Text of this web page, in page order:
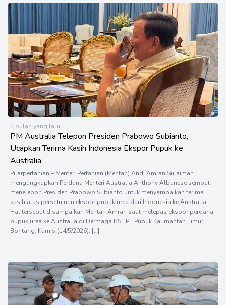
3 bulan yang lalu
PM Australia Telepon Presiden Prabowo Subianto,
Ucapkan Terima Kasih Indonesia Ekspor Pupuk ke
Australia
Pilarpertanian – Menteri Pertanian (Mentan) Andi Amran Sulaiman
mengungkapkan Perdana Menteri Australia Anthony Albanese sempat
menelepon Presiden Prabowo Subianto untuk menyampaikan terima
kasih atas persetujuan ekspor pupuk urea dari Indonesia ke Australia.
Hal tersebut disampaikan Mentan Amran saat melepas ekspor perdana
pupuk urea ke Australia di Dermaga BSL PT Pupuk Kalimantan Timur,
Bontang, Kamis (14/5/2026). […]